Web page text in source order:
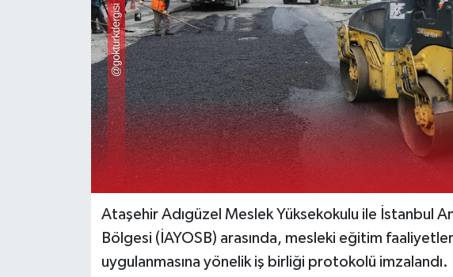
Ataşehir Adıgüzel Meslek Yüksekokulu ile İstanbul
Bölgesi (İAYOSB) arasında, mesleki eğitim
uygulanmasına yönelik iş birliği protokolü imzalandı.
ÖZEL HABER
SAĞLIK
TEKNOLOJİ
TİCARET